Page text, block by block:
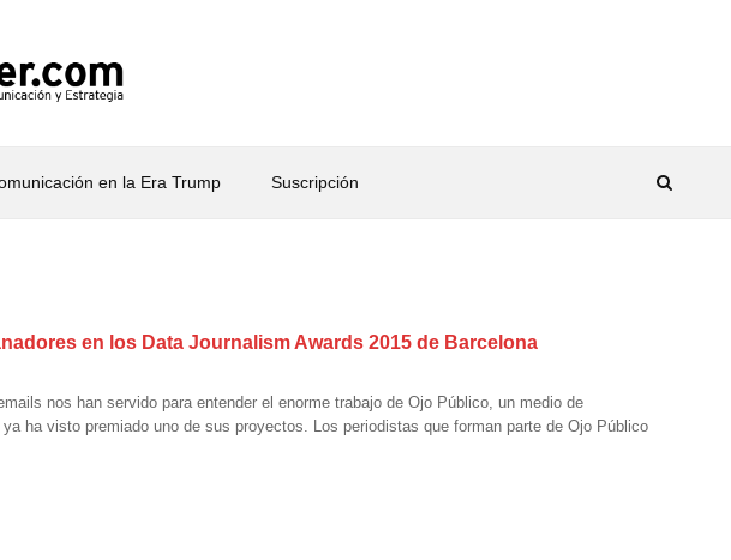
en la Era Trump Suscripción
en los Data Journalism Awards 2015 de Barcelona
nos han servido para entender el enorme trabajo de Ojo Público, un medio de
ha visto premiado uno de sus proyectos. Los periodistas que forman parte de Ojo Público